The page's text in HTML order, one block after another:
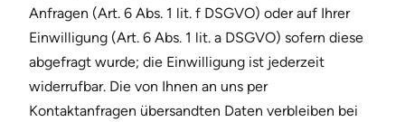
Anfragen (Art. 6 Abs. 1 lit. f DSGVO) oder auf Ihrer
Einwilligung (Art. 6 Abs. 1 lit. a DSGVO) sofern diese
abgefragt wurde; die Einwilligung ist jederzeit
widerrufbar. Die von Ihnen an uns per
Kontaktanfragen übersandten Daten verbleiben bei